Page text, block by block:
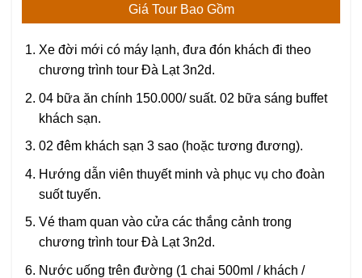
Giá Tour Bao Gồm
Xe đời mới có máy lạnh, đưa đón khách đi theo
chương trình tour Đà Lạt 3n2d.
04 bữa ăn chính 150.000/ suất. 02 bữa sáng buffet
khách sạn.
02 đêm khách sạn 3 sao (hoặc tương đương).
Hướng dẫn viên thuyết minh và phục vụ cho đoàn
suốt tuyến.
Vé tham quan vào cửa các thắng cảnh trong
chương trình tour Đà Lạt 3n2d.
Nước uống trên đường (1 chai 500ml / khách /